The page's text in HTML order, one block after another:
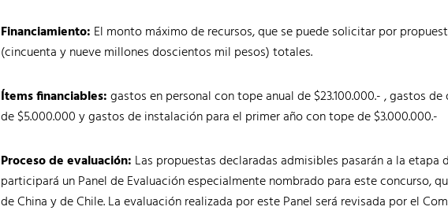
Financiamiento: El monto máximo de recursos, que se puede solicitar por
(cincuenta y nueve millones doscientos mil pesos) totales.
Ítems financiables:gastos en personal con tope anual de $23.100.000.- , gastos
de $5.000.000 y gastos de instalación para el primer año con tope de $3.000.000.-
Proceso de evaluación: Las propuestas declaradas admisibles pasarán a la etapa
participará un Panel de Evaluación especialmente nombrado para este concurso,
de China y de Chile. La evaluación realizada por este Panel será revisada por el